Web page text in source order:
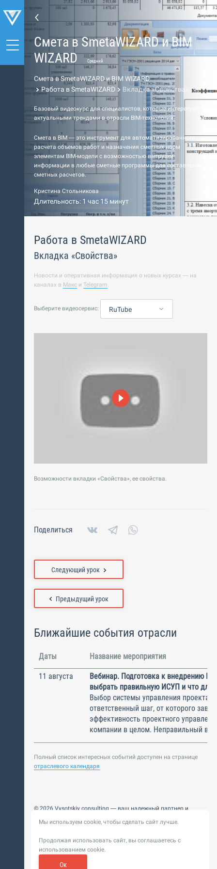
Cмета в SmetaWIZARD и BIM
WIZARD
Средний
Cмета в SmetaWIZARD и BIM WIZARD
Работа в SmetaWIZARD
Вкладка «Свойства»
Базовый видеокурс для специалистов, которые интересуются
актуальными трендами в отрасли BIM-технологий.
Cмета в BIM — это инструмент для автоматизированного
расчета объемов работ и назначения сметных норм
элементам BIM-модели с возможностью выгрузки
информации в любые сметные программы для составления
сметных расчетов.
Кристина Стольникова
Длительность: 1 час 15 минут
Работа в SmetaWIZARD
Вкладка «Свойства»
Новости и оперативная информация о новых курсах — на
каналах в Макс и Telegram.
Выберите видеосервис: RuTube
Возможности вкладки «Свойства», ее свойства.
Поделиться
Предыдущий урок
Следующий урок
Ближайшие события отрасли
Даты Название мероприятия
11 августа
Вебинар. Подготовка к внедрению
выбрать правильную ИСУП и что для
Выбор системы управления
ответственный шаг, от которого
эффективность проектного
компании в целом. Неправильный
Полный список интересных событий доступен на странице
отраслевого календаря
© 2026 Vysotskiy consulting — ваш надежный партнер и
Цифровизация, BIM, ИИ. Внедряем и оптимизируем
Пользовательское
соглашение
Политика обработки персональных
данных
Мы используем cookie, чтобы сделать сайт лучше.
Продолжая использовать сайт, вы соглашаетесь с
использованием cookie.
Ок